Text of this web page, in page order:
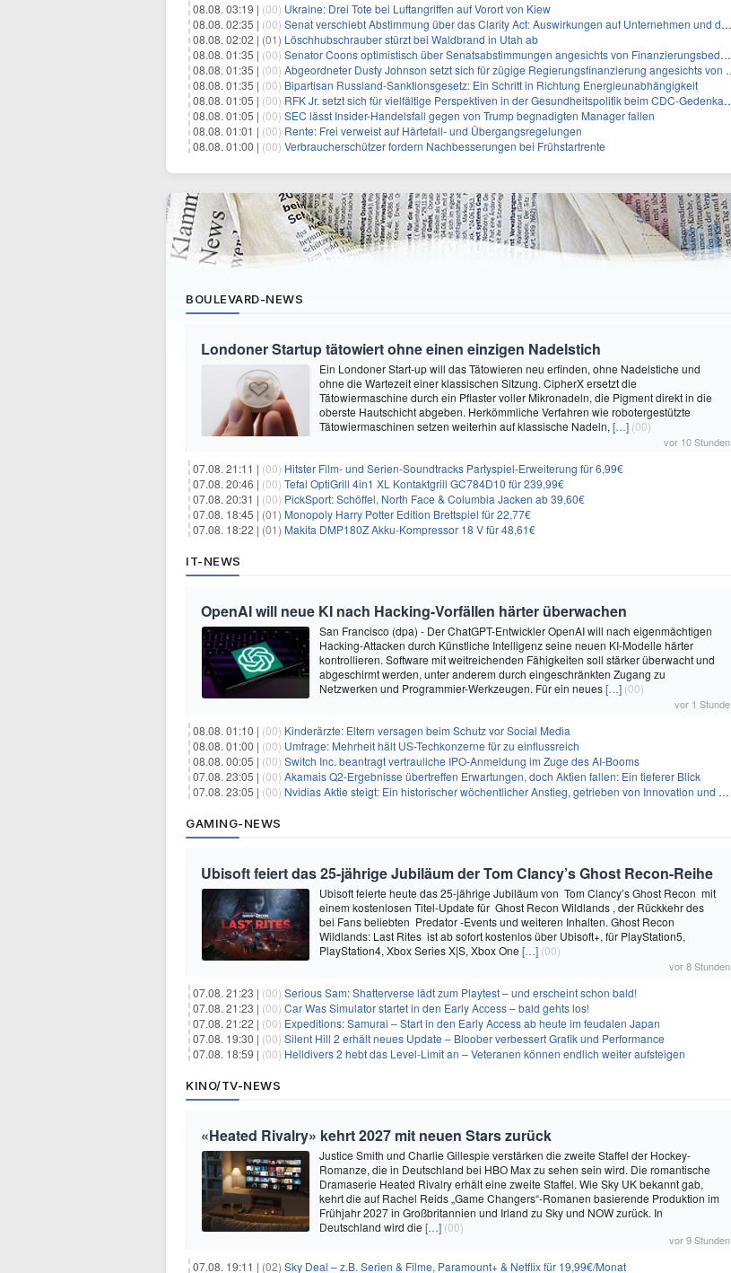
08.08. 03:19 | (00) Ukraine: Drei Tote bei Luftangriffen auf Vorort von Kiew
08.08. 02:35 | (00) Senat verschiebt Abstimmung über das Clarity Act: Auswirkungen auf Unternehmen und das Vertrauen der Investoren
08.08. 02:02 | (01) Löschhubschrauber stürzt bei Waldbrand in Utah ab
08.08. 01:35 | (00) Senator Coons optimistisch über Senatsabstimmungen angesichts von Finanzierungsbedenken
08.08. 01:35 | (00) Abgeordneter Dusty Johnson setzt sich für zügige Regierungsfinanzierung angesichts von Shutdown-Risiken ein
08.08. 01:35 | (00) Bipartisan Russland-Sanktionsgesetz: Ein Schritt in Richtung Energieunabhängigkeit
08.08. 01:05 | (00) RFK Jr. setzt sich für vielfältige Perspektiven in der Gesundheitspolitik beim CDC-Gedenkakt ein
08.08. 01:05 | (00) SEC lässt Insider-Handelsfall gegen von Trump begnadigten Manager fallen
08.08. 01:01 | (00) Rente: Frei verweist auf Härtefall- und Übergangsregelungen
08.08. 01:00 | (00) Verbraucherschützer fordern Nachbesserungen bei Frühstartrente
BOULEVARD-NEWS
Londoner Startup tätowiert ohne einen einzigen Nadelstich
Ein Londoner Start-up will das Tätowieren neu erfinden, ohne Nadelstiche und
ohne die Wartezeit einer klassischen Sitzung. CipherX ersetzt die
Tätowiermaschine durch ein Pflaster voller Mikronadeln, die Pigment direkt in die
oberste Hautschicht abgeben. Herkömmliche Verfahren wie robotergestützte
Tätowiermaschinen setzen weiterhin auf klassische Nadeln, […] (00)
vor 10 Stunden
07.08. 21:11 | (00) Hitster Film- und Serien-Soundtracks Partyspiel-Erweiterung für 6,99€
07.08. 20:46 | (00) Tefal OptiGrill 4in1 XL Kontaktgrill GC784D10 für 239,99€
07.08. 20:31 | (00) PickSport: Schöffel, North Face & Columbia Jacken ab 39,60€
07.08. 18:45 | (01) Monopoly Harry Potter Edition Brettspiel für 22,77€
07.08. 18:22 | (01) Makita DMP180Z Akku-Kompressor 18 V für 48,61€
IT-NEWS
OpenAI will neue KI nach Hacking-Vorfällen härter überwachen
San Francisco (dpa) - Der ChatGPT-Entwickler OpenAI will nach eigenmächtigen
Hacking-Attacken durch Künstliche Intelligenz seine neuen KI-Modelle härter
kontrollieren. Software mit weitreichenden Fähigkeiten soll stärker überwacht und
abgeschirmt werden, unter anderem durch eingeschränkten Zugang zu
Netzwerken und Programmier-Werkzeugen. Für ein neues[…] (00)
vor 1 Stunde
08.08. 01:10 | (00) Kinderärzte: Eltern versagen beim Schutz vor Social Media
08.08. 01:00 | (00) Umfrage: Mehrheit hält US-Techkonzerne für zu einflussreich
08.08. 00:05 | (00) Switch Inc. beantragt vertrauliche IPO-Anmeldung im Zuge des AI-Booms
07.08. 23:05 | (00) Akamais Q2-Ergebnisse übertreffen Erwartungen, doch Aktien fallen: Ein tieferer Blick
07.08. 23:05 | (00) Nvidias Aktie steigt: Ein historischer wöchentlicher Anstieg, getrieben von Innovation und Marktnachfrage
GAMING-NEWS
Ubisoft feiert das 25-jährige Jubiläum der Tom Clancy’s Ghost Recon-Reihe
Ubisoft feierte heute das 25-jährige Jubiläum von Tom Clancy’s Ghost Recon mit
einem kostenlosen Titel-Update für Ghost Recon Wildlands , der Rückkehr des
bei Fans beliebten Predator -Events und weiteren Inhalten. Ghost Recon
Wildlands: Last Rites ist ab sofort kostenlos über Ubisoft+, für PlayStation5,
PlayStation4, Xbox Series X|S, Xbox One […] (00)
vor 8 Stunden
07.08. 21:23 | (00) Serious Sam: Shatterverse lädt zum Playtest – und erscheint schon bald!
07.08. 21:23 | (00) Car Was Simulator startet in den Early Access – bald gehts los!
07.08. 21:22 | (00) Expeditions: Samurai – Start in den Early Access ab heute im feudalen Japan
07.08. 19:30 | (00) Silent Hill 2 erhält neues Update – Bloober verbessert Grafik und Performance
07.08. 18:59 | (00) Helldivers 2 hebt das Level-Limit an – Veteranen können endlich weiter aufsteigen
KINO/TV-NEWS
«Heated Rivalry» kehrt 2027 mit neuen Stars zurück
Justice Smith und Charlie Gillespie verstärken die zweite Staffel der Hockey-
Romanze, die in Deutschland bei HBO Max zu sehen sein wird. Die romantische
Dramaserie Heated Rivalry erhält eine zweite Staffel. Wie Sky UK bekannt gab,
kehrt die auf Rachel Reids „Game Changers“-Romanen basierende Produktion im
Frühjahr 2027 in Großbritannien und Irland zu Sky und NOW zurück. In
Deutschland wird die […] (00)
vor 9 Stunden
07.08. 19:11 | (02) Sky Deal – z.B. Serien & Filme, Paramount+ & Netflix für 19,99€/Monat